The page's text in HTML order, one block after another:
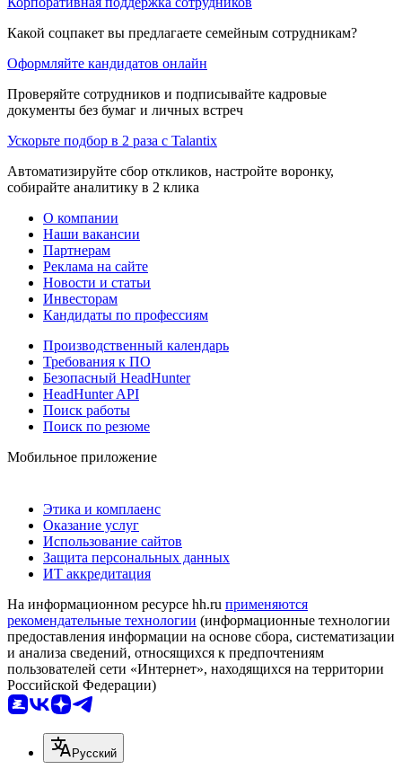
Какой соцпакет вы предлагаете семейным сотрудникам?
Оформляйте кандидатов онлайн
Проверяйте сотрудников и подписывайте кадровые
документы без бумаг и личных встреч
Ускорьте подбор в 2 раза с Talantix
Автоматизируйте сбор откликов, настройте воронку,
собирайте аналитику в 2 клика
О компании
Наши вакансии
Партнерам
Реклама на сайте
Новости и статьи
Инвесторам
Кандидаты по профессиям
Производственный календарь
Требования к ПО
Безопасный HeadHunter
HeadHunter API
Поиск работы
Поиск по резюме
Мобильное приложение
Этика и комплаенс
Оказание услуг
Использование сайтов
Защита персональных данных
ИТ аккредитация
На информационном ресурсе hh.ru применяются
рекомендательные технологии (информационные технологии
предоставления информации на основе сбора, систематизации
и анализа сведений, относящихся к предпочтениям
пользователей сети «Интернет», находящихся на территории
Российской Федерации)
Русский